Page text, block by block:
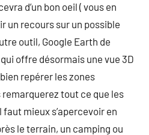
d’un bon oeil ( vous en
un recours sur un possible
outil, Google Earth de
qui offre désormais une vue 3D
repérer les zones
tout ce que les
mieux s’apercevoir en
le terrain, un camping ou